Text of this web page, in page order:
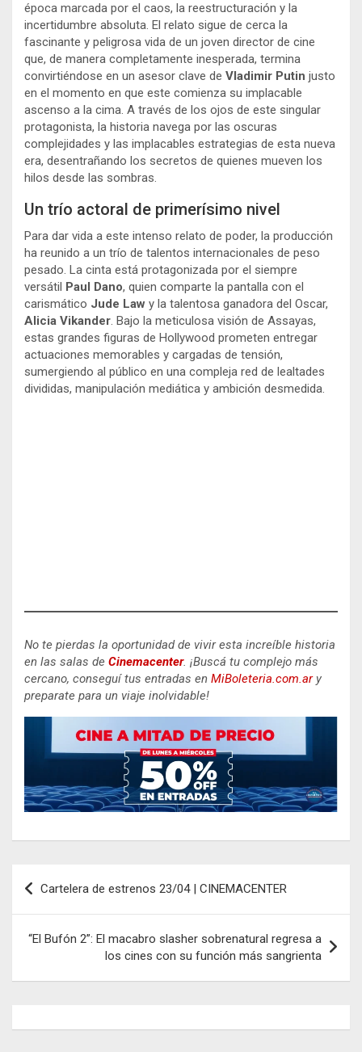
época marcada por el caos, la reestructuración y la
incertidumbre absoluta. El relato sigue de cerca la
fascinante y peligrosa vida de un joven director de cine
que, de manera completamente inesperada, termina
convirtiéndose en un asesor clave de Vladimir Putin justo
en el momento en que este comienza su implacable
ascenso a la cima. A través de los ojos de este singular
protagonista, la historia navega por las oscuras
complejidades y las implacables estrategias de esta nueva
era, desentrañando los secretos de quienes mueven los
hilos desde las sombras.
Un trío actoral de primerísimo nivel
Para dar vida a este intenso relato de poder, la producción
ha reunido a un trío de talentos internacionales de peso
pesado. La cinta está protagonizada por el siempre
versátil
Paul Dano, quien comparte la pantalla con el
carismático Jude Law y la talentosa ganadora del Oscar,
Alicia Vikander. Bajo la meticulosa visión de Assayas,
estas grandes figuras de Hollywood prometen entregar
actuaciones memorables y cargadas de tensión,
sumergiendo al público en una compleja red de lealtades
divididas, manipulación mediática y ambición desmedida.
No te pierdas la oportunidad de vivir esta increíble historia
en las salas de Cinemacenter. ¡Buscá tu complejo más
cercano, conseguí tus entradas en MiBoleteria.com.ary
preparate para un viaje inolvidable!
Navegación
de
entradas
Cartelera de estrenos 23/04 | CINEMACENTER
“El Bufón 2”: El macabro slasher sobrenatural regresa a
los cines con su función más sangrienta